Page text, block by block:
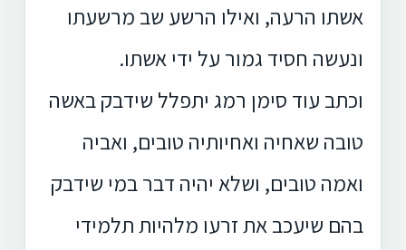
אשתו הרעה, ואילו הרשע שב מרשעתו
ונעשה חסיד גמור על ידי אשתו.
וכתב עוד סימן רמג יתפלל שידבק באשה
טובה שאחיה ואחיותיה טובים, ואביה
ואמה טובים, ושלא יהיה דבר במי שידבק
בהם שיעכב את זרעו מלהיות תלמידי